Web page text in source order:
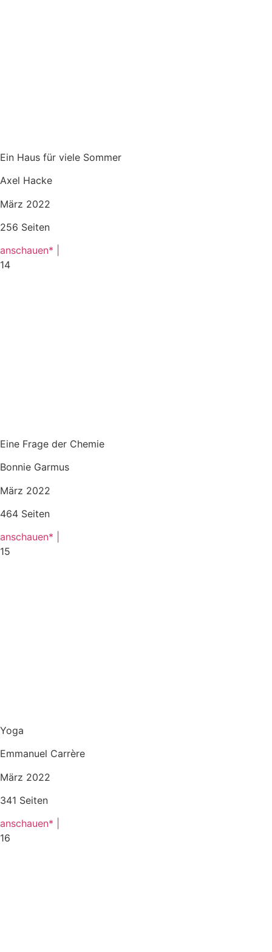
Ein Haus für viele Sommer
Axel Hacke
März 2022
256 Seiten
anschauen* |
14
Eine Frage der Chemie
Bonnie Garmus
März 2022
464 Seiten
anschauen* |
15
Yoga
Emmanuel Carrère
März 2022
341 Seiten
anschauen* |
16